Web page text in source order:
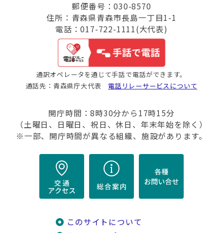
郵便番号：030-8570
住所：青森県青森市長島一丁目1-1
電話：017-722-1111(大代表)
通訳オペレータを通じて手話で電話ができます。
通話先：青森県庁大代表 電話リレーサービスについて
開庁時間：8時30分から17時15分
（土曜日、日曜日、祝日、休日、年末年始を除く）
※一部、開庁時間が異なる組織、施設があります。
このサイトについて